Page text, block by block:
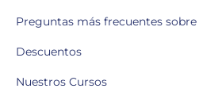
Preguntas más frecuentes
Descuentos
Nuestros Cursos